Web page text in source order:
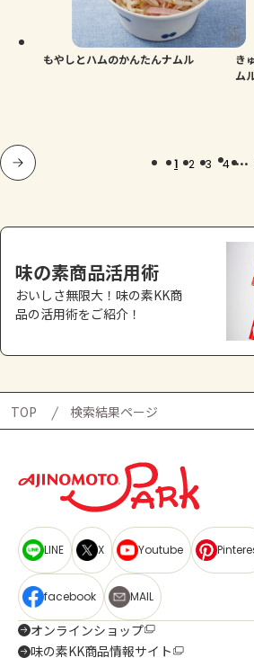
もやしとハムのかんたんナムル
き
ム
1 2 3 4 ...
味の素商品活用術
おいしさ無限大！味の素KK商
品の活用術をご紹介！
TOP 検索結果ページ
LINE X Youtube
facebook MAIL
オンラインショップ
味の素KK商品情報サイト